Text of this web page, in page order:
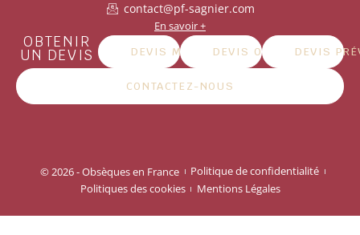
contact@pf-sagnier.com
En savoir +
OBTENIR
UN DEVIS DEVIS MARBRERIEDEVIS OBSÈQUES
DEVIS
CONTACTEZ-NOUS
© 2026 - Obsèques en France
Politique de confidentialité
Politiques des cookies
Mentions Légales